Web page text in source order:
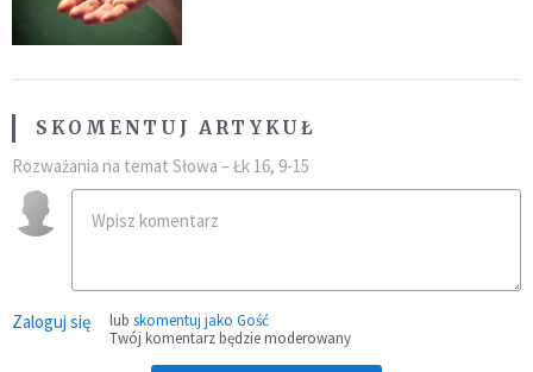
SKOMENTUJ ARTYKUŁ
Rozważania na temat Słowa – Łk 16, 9-15
Zaloguj się lub skomentuj jako Gość
Twój komentarz będzie moderowany